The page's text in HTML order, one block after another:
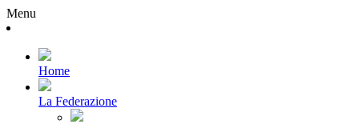
Menu
Home
La Federazione